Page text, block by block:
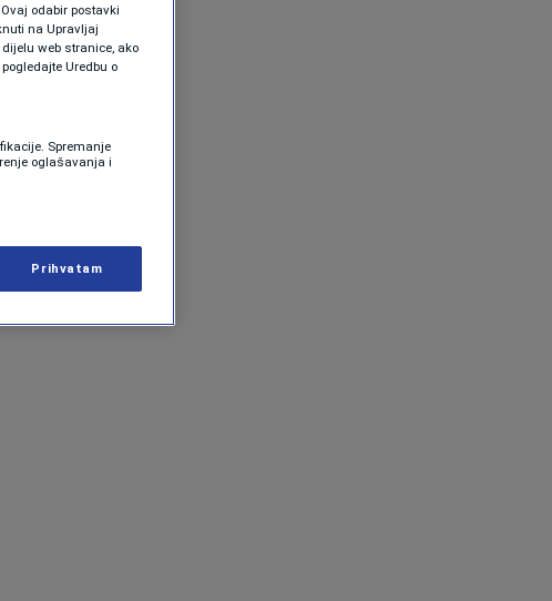
odabir postavki
na Upravljaj
web stranice, ako
Uredbu o
Spremanje
oglašavanja i
Prihvatam